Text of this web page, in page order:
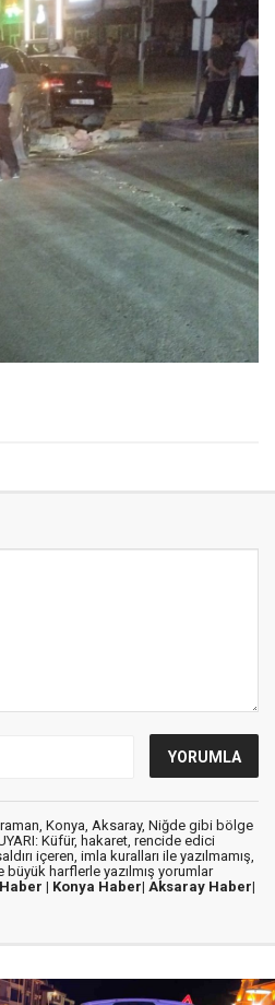
Konya, Aksaray, Niğde gibi bölge
Küfür, hakaret, rencide edici
içeren, imla kuralları ile yazılmamış,
büyük harflerle yazılmış yorumlar
| Konya Haber| Aksaray Haber|